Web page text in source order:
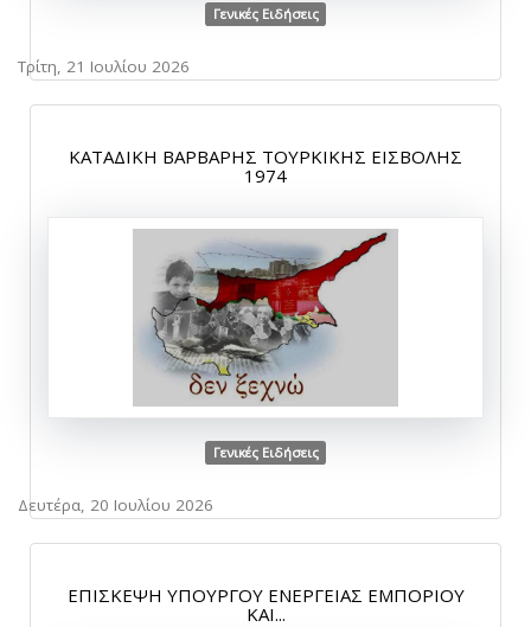
Γενικές Ειδήσεις
Τρίτη, 21 Ιουλίου 2026
ΚΑΤΑΔΙΚΗ ΒΑΡΒΑΡΗΣ ΤΟΥΡΚΙΚΗΣ ΕΙΣΒΟΛΗΣ
1974
Γενικές Ειδήσεις
Δευτέρα, 20 Ιουλίου 2026
ΕΠΙΣΚΕΨΗ ΥΠΟΥΡΓΟΥ ΕΝΕΡΓΕΙΑΣ ΕΜΠΟΡΙΟΥ
ΚΑΙ...